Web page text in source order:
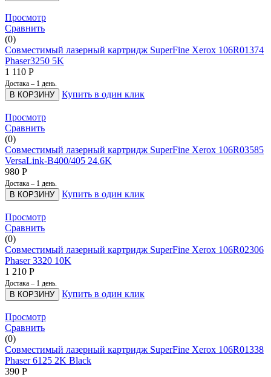
Просмотр
Сравнить
(0)
Совместимый лазерный картридж SuperFine Xerox 106R01374
Phaser3250 5K
1 110 Р
Достака – 1 день.
В КОРЗИНУ Купить в один клик
Просмотр
Сравнить
(0)
Совместимый лазерный картридж SuperFine Xerox 106R03585
VersaLink-B400/405 24.6K
980 Р
Достака – 1 день.
В КОРЗИНУ Купить в один клик
Просмотр
Сравнить
(0)
Совместимый лазерный картридж SuperFine Xerox 106R02306
Phaser 3320 10K
1 210 Р
Достака – 1 день.
В КОРЗИНУ Купить в один клик
Просмотр
Сравнить
(0)
Совместимый лазерный картридж SuperFine Xerox 106R01338
Phaser 6125 2K Black
390 Р